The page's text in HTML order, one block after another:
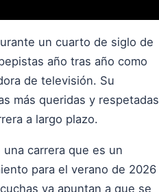
un cuarto de siglo de
año tras año como
de televisión. Su
más queridas y respetadas
a largo plazo.
carrera que es un
para el verano de 2026
ya apuntan a que se